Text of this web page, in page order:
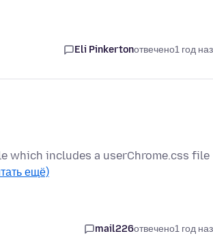
Eli Pinkertonотвечено1 год
which includes a userChrome.css file
ещё)
mail226отвечено1 год